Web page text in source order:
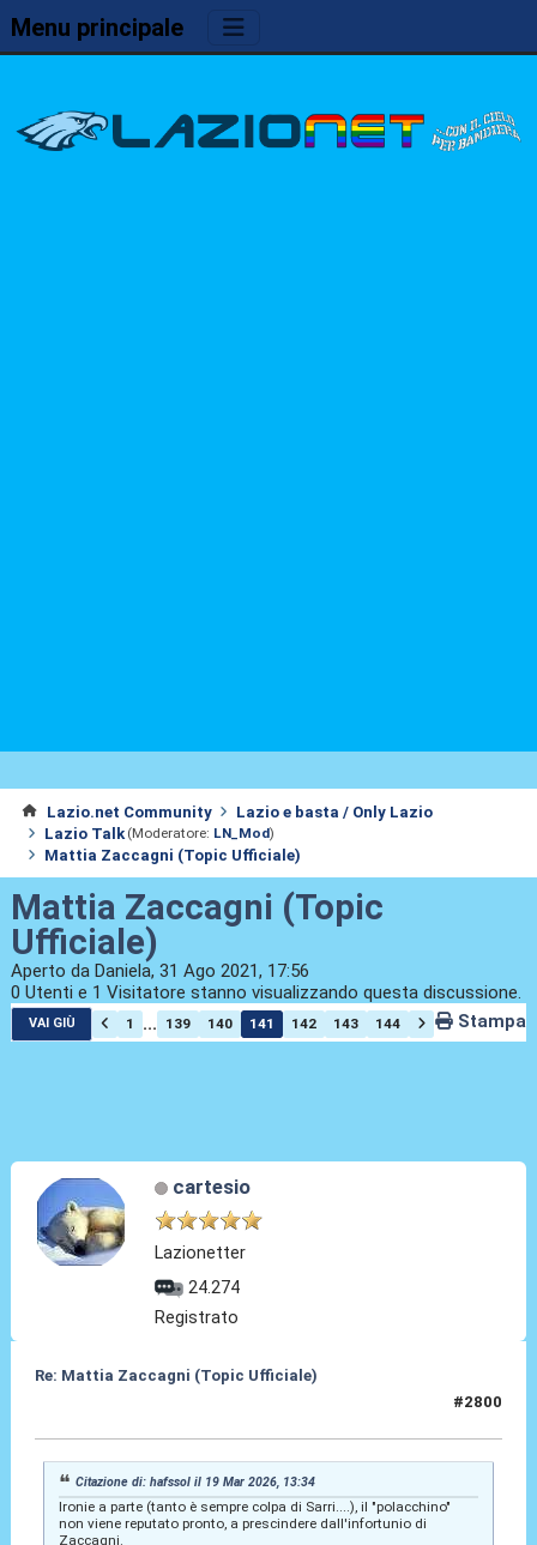
Menu principale
Lazio.net Community
Lazio e basta / Only Lazio
Lazio Talk (Moderatore: LN_Mod)
Mattia Zaccagni (Topic Ufficiale)
Mattia Zaccagni (Topic
Ufficiale)
Aperto da Daniela, 31 Ago 2021, 17:56
0 Utenti e 1 Visitatore stanno visualizzando questa discussione.
VAI GIÙ 1 ... 139 140 141 142 143 144 Stampa
cartesio
Lazionetter
24.274
Registrato
Re: Mattia Zaccagni (Topic Ufficiale)
#2800
Citazione di: hafssol il 19 Mar 2026, 13:34
Ironie a parte (tanto è sempre colpa di Sarri....), il "polacchino"
non viene reputato pronto, a prescindere dall'infortunio di
Zaccagni.